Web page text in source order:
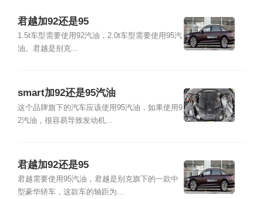
君越加92还是95
1.5t车型需要使用92汽油，2.0t车型需要使用95汽
油。君越是别克...
smart加92还是95汽油
这个品牌旗下的汽车应该使用95汽油，如果使用9
2汽油，很容易导致发动机...
君越加92还是95
君越需要使用95汽油，君越是别克旗下的一款中
型豪华轿车，这款车的轴距为...